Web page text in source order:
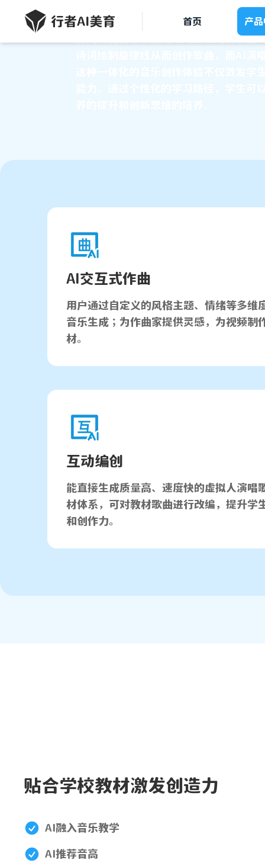
首页 产
该系统通过融合人工智能和音乐技术，
作词功能能够根据给定的主题或情感自
AI交互式作曲
用户通过自定义的风格主题、情绪等多维
音乐生成；为作曲家提供灵感，为视频制
材。
互动编创
能直接生成质量高、速度快的虚拟人演唱
材体系，可对教材歌曲进行改编，提升学
和创作力。
贴合学校教材激发创造力
AI融入音乐教学
AI推荐音高